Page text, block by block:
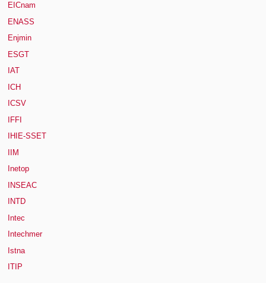
EICnam
ENASS
Enjmin
ESGT
IAT
ICH
ICSV
IFFI
IHIE-SSET
IIM
Inetop
INSEAC
INTD
Intec
Intechmer
Istna
ITIP